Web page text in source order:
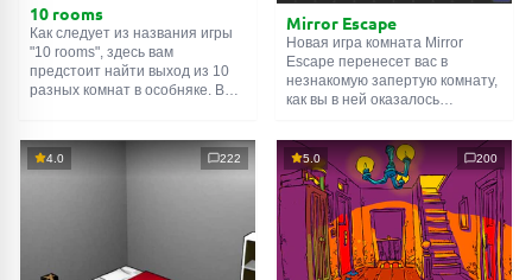
10 rooms
Как следует из названия игры
"10 rooms", здесь вам
предстоит найти выход из 10
разных комнат в особняке. В
их, чтобы выйти. Выход из
одной комнаты является
Mirror Escape
Новая игра комната Mirror
Escape перенесет вас в
незнакомую запертую комнату,
как вы в ней оказалось
смекалки попробуйте решить
все, приготовленные авторами
для вас, головоломки и найти
выход на свободу.
Внимательно осмотрите
помещение, возможно вы
сможете найти какие-нибудь
подсказки. Желаем удачи!
4.0 222 5.0 200